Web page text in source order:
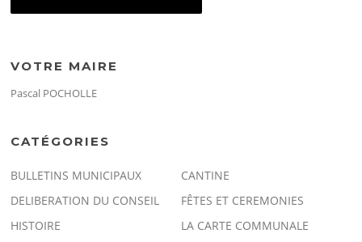
VOTRE MAIRE
Pascal POCHOLLE
CATÉGORIES
BULLETINS MUNICIPAUX
CANTINE
DELIBERATION DU CONSEIL
FÊTES ET CEREMONIES
HISTOIRE
LA CARTE COMMUNALE